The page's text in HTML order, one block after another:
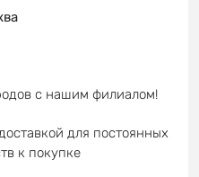
с нашим филиалом!
для постоянных
к покупке